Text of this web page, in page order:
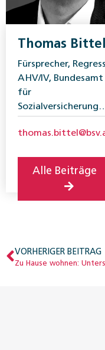
Thomas Bittel
Fürsprecher, Regress
AHV/IV, Bundesamt
für
Alle Beiträge
VORHERIGER BEITRAG